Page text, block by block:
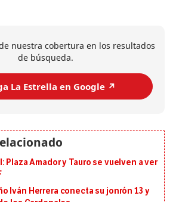
nuestra cobertura en los resultados
de búsqueda.
La Estrella en Google ↗️
Plaza Amador y Tauro se vuelven a ver
Iván Herrera conecta su jonrón 13 y